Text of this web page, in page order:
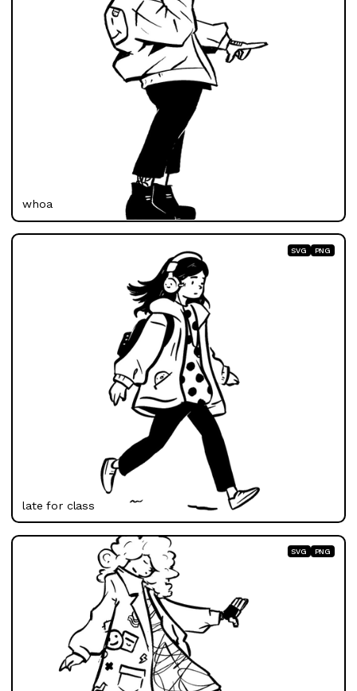
whoa
SVG PNG
late for class
SVG PNG